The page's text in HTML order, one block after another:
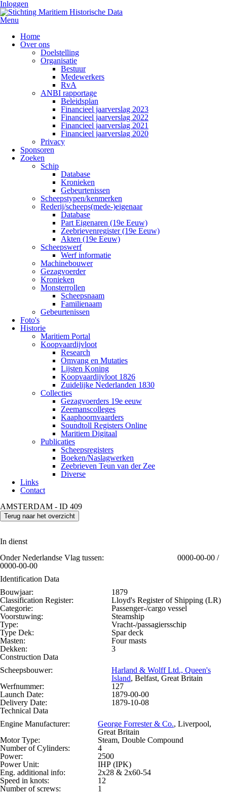
Inloggen
Menu
Home
Over ons
Doelstelling
Organisatie
Bestuur
Medewerkers
RvA
ANBI rapportage
Beleidsplan
Financieel jaarverslag 2023
Financieel jaarverslag 2022
Financieel jaarverslag 2021
Financieel jaarverslag 2020
Privacy
Sponsoren
Zoeken
Schip
Database
Kronieken
Gebeurtenissen
Scheepstypen/kenmerken
Rederij/scheeps(mede-)eigenaar
Database
Part Eigenaren (19e Eeuw)
Zeebrievenregister (19e Eeuw)
Akten (19e Eeuw)
Scheepswerf
Werf informatie
Machinebouwer
Gezagvoerder
Kronieken
Monsterrollen
Scheepsnaam
Familienaam
Gebeurtenissen
Foto's
Historie
Maritiem Portal
Koopvaardijvloot
Research
Omvang en Mutaties
Lijsten Koning
Koopvaardijvloot 1826
Zuidelijke Nederlanden 1830
Collecties
Gezagvoerders 19e eeuw
Zeemanscolleges
Kaaphoornvaarders
Soundtoll Registers Online
Maritiem Digitaal
Publicaties
Scheepsregisters
Boeken/Naslagwerken
Zeebrieven Teun van der Zee
Diverse
Links
Contact
AMSTERDAM - ID 409
Terug naar het overzicht
In dienst
Onder Nederlandse Vlag tussen:
0000-00-00 /
0000-00-00
Identification Data
Bouwjaar:
1879
Classification Register:
Lloyd's Register of Shipping (LR)
Categorie:
Passenger-/cargo vessel
Voorstuwing:
Steamship
Type:
Vracht-/passagiersschip
Type Dek:
Spar deck
Masten:
Four masts
Dekken:
3
Construction Data
Scheepsbouwer:
Harland & Wolff Ltd., Queen's
Island, Belfast, Great Britain
Werfnummer:
127
Launch Date:
1879-00-00
Delivery Date:
1879-10-08
Technical Data
Engine Manufacturer:
George Forrester & Co., Liverpool,
Great Britain
Motor Type:
Steam, Double Compound
Number of Cylinders:
4
Power:
2500
Power Unit:
IHP (IPK)
Eng. additional info:
2x28 & 2x60-54
Speed in knots:
12
Number of screws:
1